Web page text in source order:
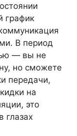
график
В период
— вы не
но сможете
передачи,
на
это
глазах